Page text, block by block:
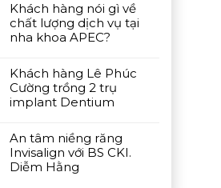
Khách hàng nói gì về
chất lượng dịch vụ tại
nha khoa APEC?
Khách hàng Lê Phúc
Cường trồng 2 trụ
implant Dentium
An tâm niềng răng
Invisalign với BS CKI.
Diễm Hằng